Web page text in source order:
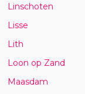
Linschoten
Lisse
Lith
Loon op Zand
Maasdam